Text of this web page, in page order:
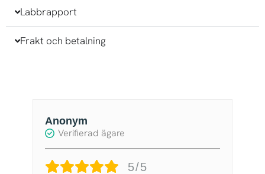
Labbrapport
Frakt och betalning
Anonym
Verifierad ägare
5/5